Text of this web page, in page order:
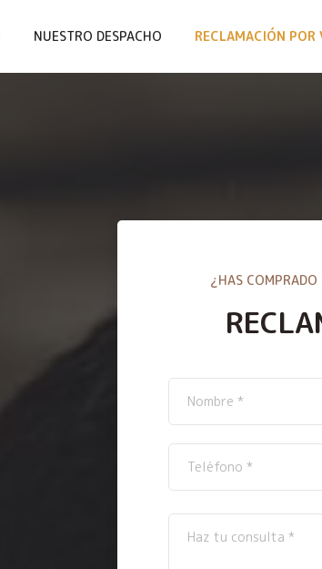
NUESTRO DESPACHO RECLAMACIÓN POR
¿HAS